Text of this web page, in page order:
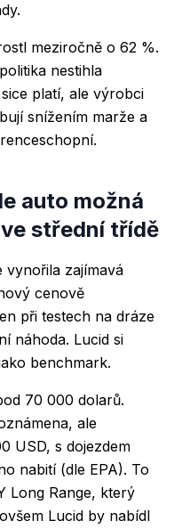
meziročně o 62 %.
nestihla
platí, ale výrobci
snížením marže a
auto možná
střední třídě
zajímavá
cenově
při testech na dráze
náhoda. Lucid si
benchmark.
70 000 dolarů.
ale
USD, s dojezdem
nabití (dle EPA). To
Long Range, který
Lucid by nabídl